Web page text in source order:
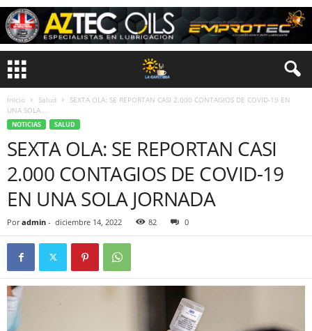
Inicio Salud
SEXTA OLA: SE REPORTAN CASI 2.000 CONTAGIOS DE COVID-19 EN
UNA SOLA...
NOTICIAS SALUD
SEXTA OLA: SE REPORTAN CASI
2.000 CONTAGIOS DE COVID-19
EN UNA SOLA JORNADA
Por admin - diciembre 14, 2022 82 0